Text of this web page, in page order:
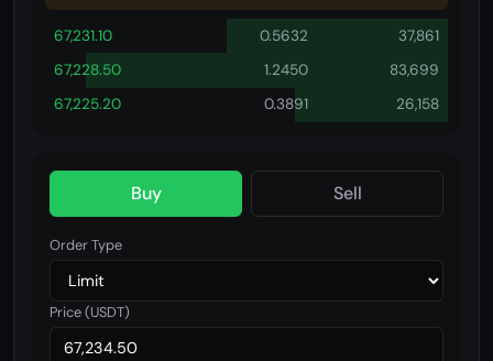
67,231.10 0.5632
37,861
67,228.50
1.2450
83,699
67,225.20
0.3891 26,158
Buy Sell
Order Type
Price (USDT)